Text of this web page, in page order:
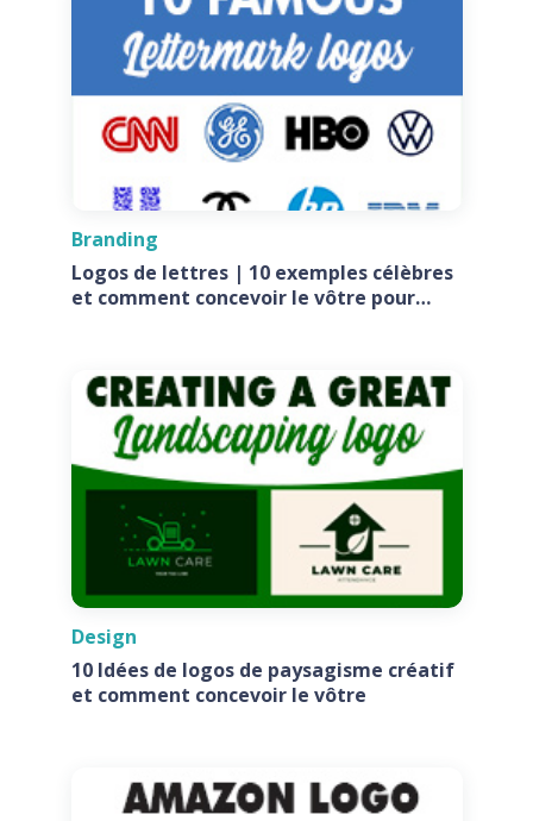
Branding
Logos de lettres | 10 exemples célèbres
et comment concevoir le vôtre pour
Design
10 Idées de logos de paysagisme créatif
et comment concevoir le vôtre